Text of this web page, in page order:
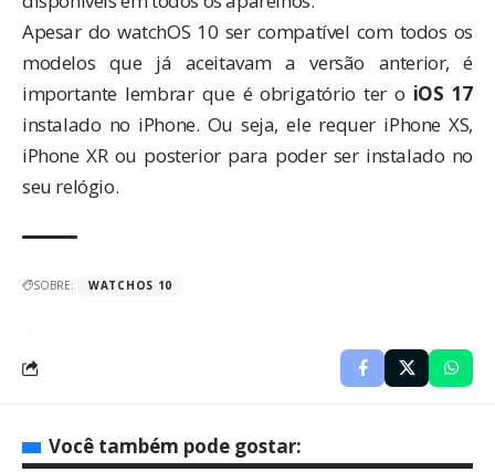
Apesar do watchOS 10 ser compatível com todos os
modelos que já aceitavam a versão anterior, é
importante lembrar que é obrigatório ter o iOS 17
instalado no iPhone. Ou seja, ele requer iPhone XS,
iPhone XR ou posterior para poder ser instalado no
seu relógio.
SOBRE: WATCHOS 10
Você também pode gostar: